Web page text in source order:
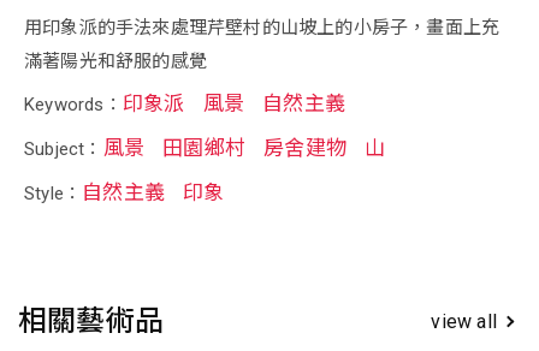
用印象派的手法來處理芹壁村的山坡上的小房子，畫面上充
滿著陽光和舒服的感覺
Keywords： 印象派 風景 自然主義
Subject： 風景 田園鄉村 房舍建物 山
Style： 自然主義 印象
相關藝術品 view all